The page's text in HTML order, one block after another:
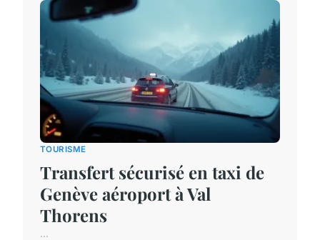
TOURISME
Transfert sécurisé en taxi de
Genève aéroport à Val
Thorens
...